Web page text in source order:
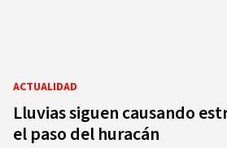
ACTUALIDAD
Lluvias siguen causando
el paso del huracán